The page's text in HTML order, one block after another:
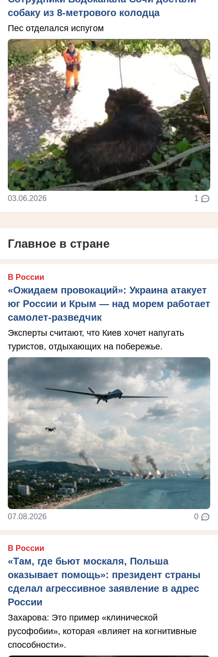
собаку из 8-метрового колодца
Пес отделался испугом
03.06.2026 1
Главное в стране
В России
«Ожидаем провокаций»: Украина атакует
юг России и Крым — над морем работает
самолет-разведчик
Эксперты считают, что Киев хочет напугать
туристов, отдыхающих на побережье.
07.08.2026 0
В России
«Там, где бьют москаля, Польша
оказывает помощь»: президент страны
сделал агрессивное заявление в адрес
России
Захарова: Это пример «клинической
русофобии», которая «влияет на когнитивные
способности».